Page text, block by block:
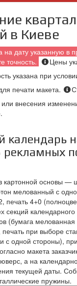
в Киеве
на дату указанную в
точность.
Цены
указана при
печати макета.
или внесения
календарь
рекламных
картонной основы —
мелованный с
печать 4+0
секций
(бумага мелованная
при выборе
с одной стороны),
макета
а на
текущей даты.
пружины.